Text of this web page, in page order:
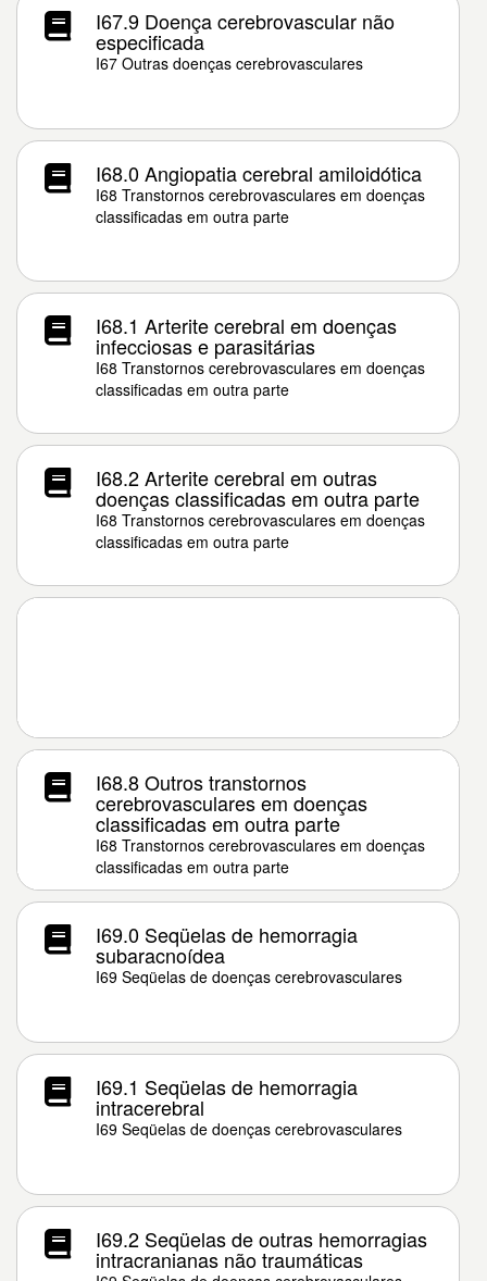
I67.9 Doença cerebrovascular não
especificada
I67 Outras doenças cerebrovasculares
I68.0 Angiopatia cerebral amiloidótica
I68 Transtornos cerebrovasculares em doenças
classificadas em outra parte
I68.1 Arterite cerebral em doenças
infecciosas e parasitárias
I68 Transtornos cerebrovasculares em doenças
classificadas em outra parte
I68.2 Arterite cerebral em outras
doenças classificadas em outra parte
I68 Transtornos cerebrovasculares em doenças
classificadas em outra parte
I68.8 Outros transtornos
cerebrovasculares em doenças
classificadas em outra parte
I68 Transtornos cerebrovasculares em doenças
classificadas em outra parte
I69.0 Seqüelas de hemorragia
subaracnoídea
I69 Seqüelas de doenças cerebrovasculares
I69.1 Seqüelas de hemorragia
intracerebral
I69 Seqüelas de doenças cerebrovasculares
I69.2 Seqüelas de outras hemorragias
intracranianas não traumáticas